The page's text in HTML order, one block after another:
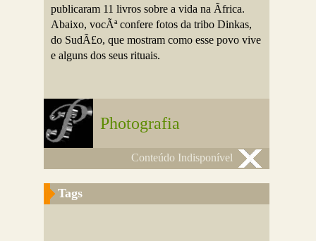
publicaram 11 livros sobre a vida na Ãfrica.
Abaixo, vocÃª confere fotos da tribo Dinkas,
do SudÃ£o, que mostram como esse povo vive
e alguns dos seus rituais.
Photografia
Conteúdo Indisponível
Tags